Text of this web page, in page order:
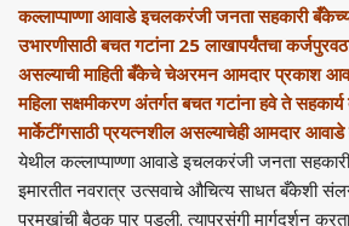
कल्लाप्पाण्णा आवाडे इचलकरंजी जनता सहकारी
उभारणीसाठी बचत गटांना 25 लाखापर्यंतचा
असल्याची माहिती बँकेचे चेअरमन आमदार प्रकाश
महिला सक्षमीकरण अंतर्गत बचत गटांना हवे ते सहकार्य
मार्केटींगसाठी प्रयत्नशील असल्याचेही आमदार आवाडे
येथील कल्लाप्पाण्णा आवाडे इचलकरंजी जनता
इमारतीत नवरात्र उत्सवाचे औचित्य साधत बँकेशी
प्रमुखांची बैठक पार पडली. त्याप्रसंगी मार्गदर्शन